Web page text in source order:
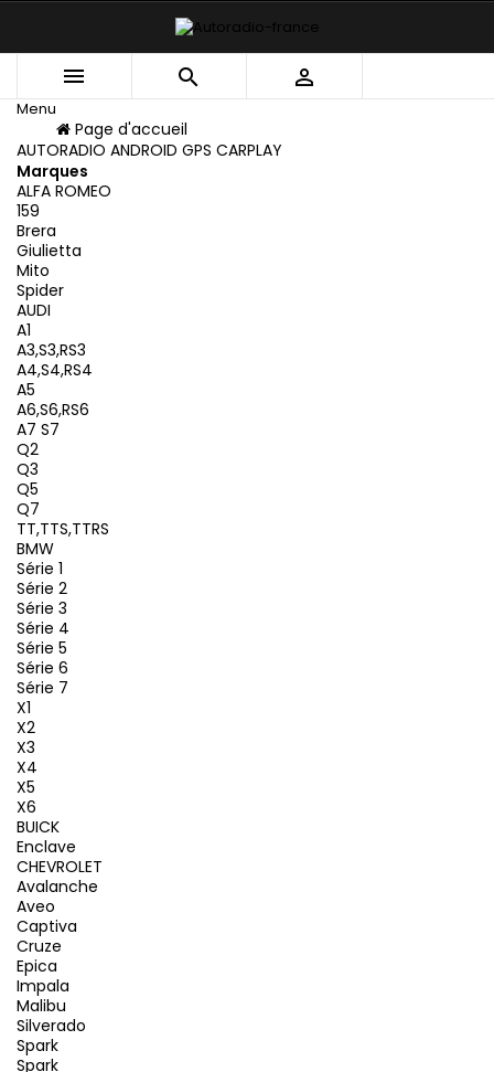
  
Menu
Page d'accueil
AUTORADIO ANDROID GPS CARPLAY
Marques
ALFA ROMEO
159
Brera
Giulietta
Mito
Spider
AUDI
A1
A3,S3,RS3
A4,S4,RS4
A5
A6,S6,RS6
A7 S7
Q2
Q3
Q5
Q7
TT,TTS,TTRS
BMW
Série 1
Série 2
Série 3
Série 4
Série 5
Série 6
Série 7
X1
X2
X3
X4
X5
X6
BUICK
Enclave
CHEVROLET
Avalanche
Aveo
Captiva
Cruze
Epica
Impala
Malibu
Silverado
Spark
Spark